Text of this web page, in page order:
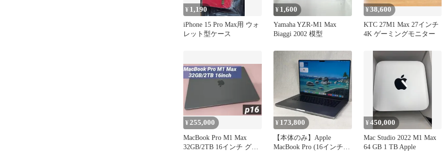
¥ 1,190
iPhone 15 Pro Max用 ウォ
レット型ケース
¥ 1,600
Yamaha YZR-M1 Max
Biaggi 2002 模型
¥38,600
KTC 27M1 Max 27インチ
4K ゲーミングモニター
¥ 255,000
MacBook Pro M1 Max
32GB/2TB 16インチ グレ
¥ 173,800
【本体のみ】Apple
MacBook Pro (16インチ
¥450,000
Mac Studio 2022 M1 Max
64 GB 1 TB Apple